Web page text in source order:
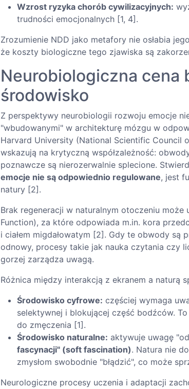
Wzrost ryzyka chorób cywilizacyjnych:
trudności emocjonalnych [1, 4].
Zrozumienie NDD jako metafory nie osłabia
że koszty biologiczne tego zjawiska są
Neurobiologiczna cena
środowisko
Z perspektywy neurobiologii rozwoju emocje
"wbudowanymi" w architekturę mózgu w
Harvard University (National Scientific Council
wskazują na krytyczną współzależność:
poznawcze są nierozerwalnie splecione.
emocje nie są odpowiednio regulowane, jest
natury [2].
Brak regeneracji w naturalnym otoczeniu
Function), za które odpowiada m.in. kora
i ciałem migdałowatym [2]. Gdy te obwody są
odnowy, procesy takie jak nauka czytania czy
gorzej zarządza uwagą.
Różnica między interakcją z ekranem a naturą
Środowisko cyfrowe: częściej wymaga
selektywnej i blokującej część bodźców.
do zmęczenia [1].
Środowisko naturalne: aktywuje uwagę
fascynacji" (soft fascination). Natura nie
zmysłom swobodnie "błądzić", co może
Neurologiczne procesy uczenia i adaptacji